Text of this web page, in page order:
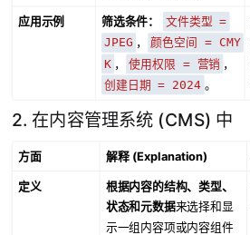
应用示例 筛选条件： 文件类型 =
JPEG ， 颜色空间 = CMY
K ， 使用权限 = 营销 ，
创建日期 = 2024 。
2. 在内容管理系统 (CMS) 中
方面 解释 (Explanation)
定义
根据内容的结构、类型、
状态和元数据来选择和显
示一组内容项或内容组件